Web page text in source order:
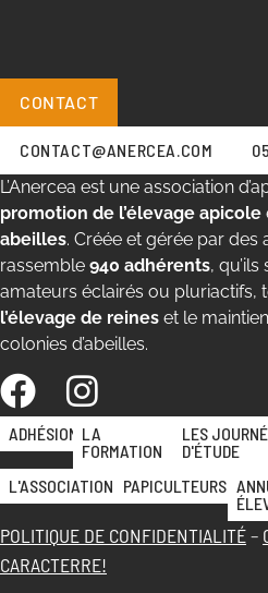
CONTACT
CONTACT@ANERCEA.COM
L’Anercea est une association
promotion de l’élevage apicole
abeilles. Créée et gérée par des
rassemble 940 adhérents,
amateurs éclairés ou pluriactifs,
l’élevage de reines et le
colonies d’abeilles.
ADHÉSION LA
FORMATION
LES
D'ÉTUDE
L'ASSOCIATION PAPICULTEURS
POLITIQUE DE CONFIDENTIALITÉ–
CARACTERRE!